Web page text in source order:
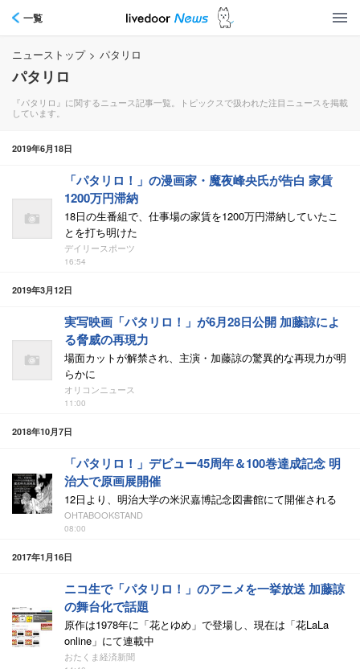
一覧
ニューストップ > パタリロ
パタリロ
『パタリロ』に関するニュース記事一覧。トピックスで扱われた注目ニュースを掲載
しています。
2019年6月18日
「パタリロ！」の漫画家・魔夜峰央氏が告白 家賃
1200万円滞納
18日の生番組で、仕事場の家賃を1200万円滞納していたこ
とを打ち明けた
デイリースポーツ
16:54
2019年3月12日
実写映画「パタリロ！」が6月28日公開 加藤諒によ
る脅威の再現力
場面カットが解禁され、主演・加藤諒の驚異的な再現力が明
らかに
オリコンニュース
11:00
2018年10月7日
「パタリロ！」デビュー45周年＆100巻達成記念 明
治大で原画展開催
12日より、明治大学の米沢嘉博記念図書館にて開催される
OHTABOOKSTAND
08:00
2017年1月16日
ニコ生で「パタリロ！」のアニメを一挙放送 加藤諒
の舞台化で話題
原作は1978年に「花とゆめ」で登場し、現在は「花LaLa
online」にて連載中
おたくま経済新聞